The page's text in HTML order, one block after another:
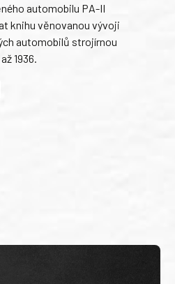
automobilu PA-II
knihu věnovanou vývoji
automobilů strojírnou
1936.